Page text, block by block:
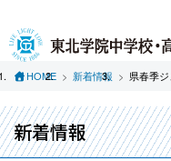
HOME 新着情報 県春季
新着情報